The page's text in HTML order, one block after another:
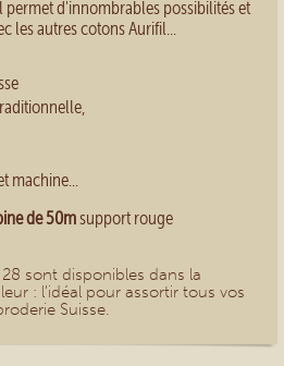
d'innombrables possibilités et
les autres cotons Aurifil...
machine...
de 50msupport rouge
sont disponibles dans la
: l'idéal pour assortir tous vos
Suisse.